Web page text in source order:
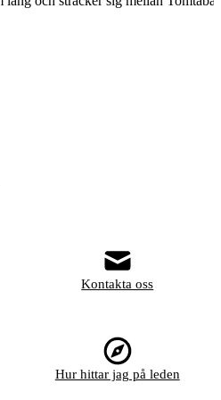
Kontakta oss
Hur hittar jag på leden